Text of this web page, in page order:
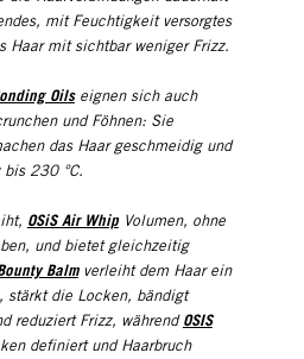
mit Feuchtigkeit versorgtes
Haar mit sichtbar weniger Frizz.
Oilseignen sich auch
und Föhnen: Sie
das Haar geschmeidig und
230 °C.
OSiS Air WhipVolumen, ohne
und bietet gleichzeitig
Balmverleiht dem Haar ein
stärkt die Locken, bändigt
reduziert Frizz, während OSIS
definiert und Haarbruch